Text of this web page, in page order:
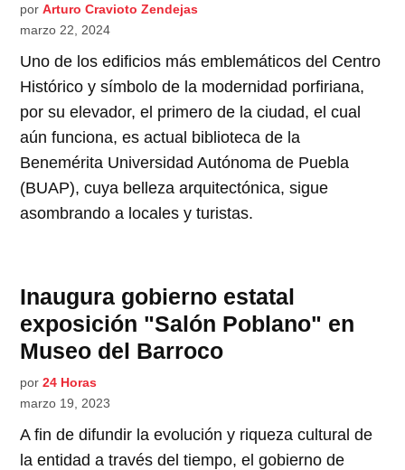
por Arturo Cravioto Zendejas
marzo 22, 2024
Uno de los edificios más emblemáticos del Centro
Histórico y símbolo de la modernidad porfiriana,
por su elevador, el primero de la ciudad, el cual
aún funciona, es actual biblioteca de la
Benemérita Universidad Autónoma de Puebla
(BUAP), cuya belleza arquitectónica, sigue
asombrando a locales y turistas.
Inaugura gobierno estatal
exposición "Salón Poblano" en
Museo del Barroco
por 24 Horas
marzo 19, 2023
A fin de difundir la evolución y riqueza cultural de
la entidad a través del tiempo, el gobierno de